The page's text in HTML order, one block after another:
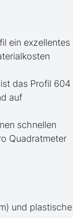
ein exzellentes
das Profil 604
auf
schnellen
Quadratmeter
und plastische